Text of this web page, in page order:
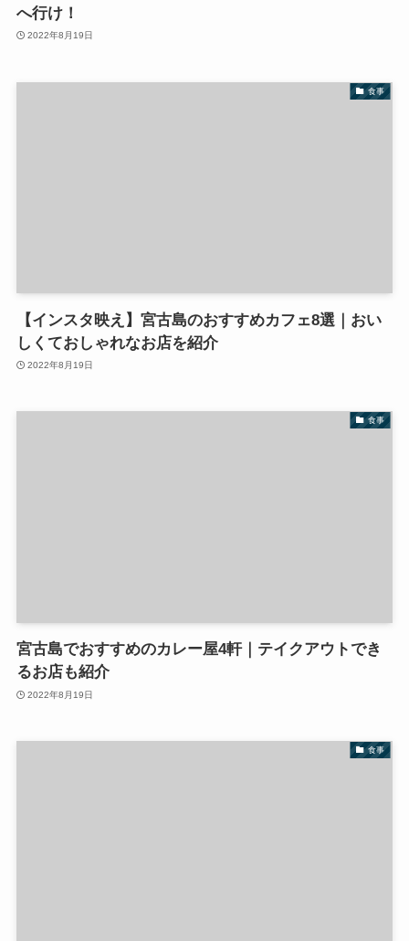
へ行け！
2022年8月19日
食事
【インスタ映え】宮古島のおすすめカフェ8選｜おい
しくておしゃれなお店を紹介
2022年8月19日
食事
宮古島でおすすめのカレー屋4軒｜テイクアウトでき
るお店も紹介
2022年8月19日
食事